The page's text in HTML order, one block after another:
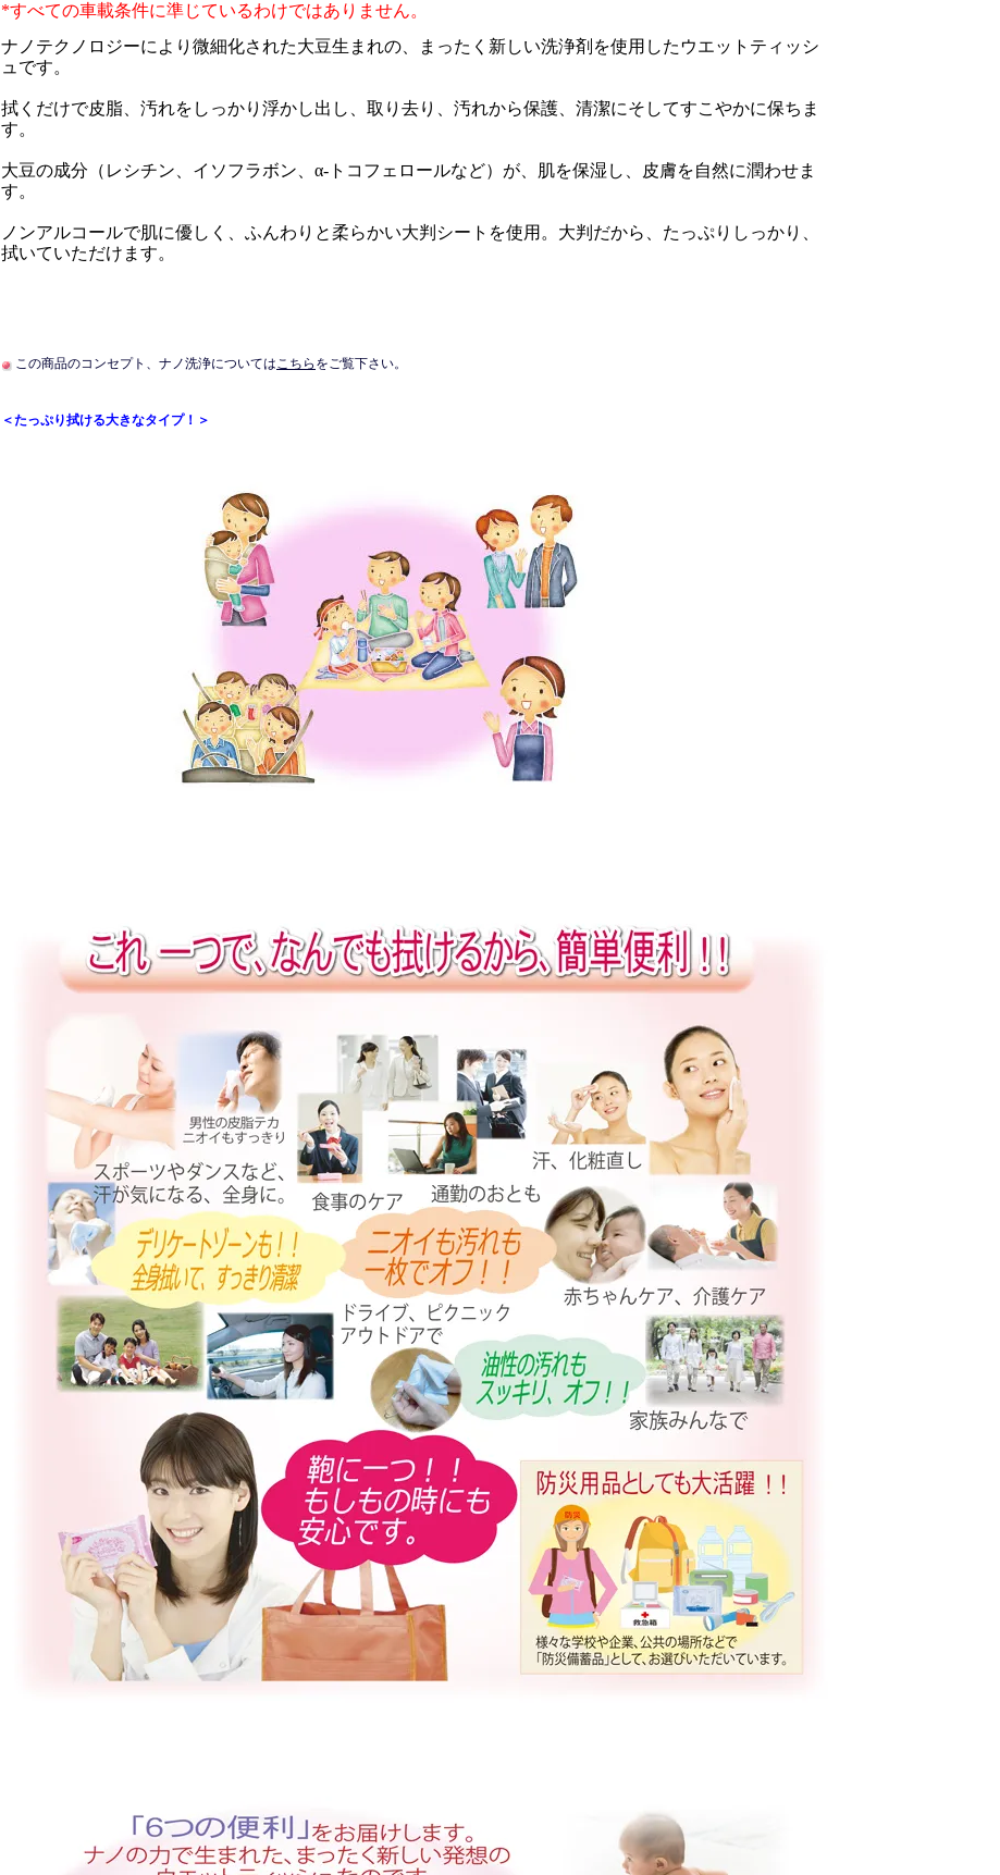
*すべての車載条件に準じているわけではありません。
ナノテクノロジーにより微細化された大豆生まれの、まったく新しい洗浄剤を使用したウエットティッシ
ュです。
拭くだけで皮脂、汚れをしっかり浮かし出し、取り去り、汚れから保護、清潔にそしてすこやかに保ちま
す。
大豆の成分（レシチン、イソフラボン、α-トコフェロールなど）が、肌を保湿し、皮膚を自然に潤わせま
す。
ノンアルコールで肌に優しく、ふんわりと柔らかい大判シートを使用。大判だから、たっぷりしっかり、
拭いていただけます。
この商品のコンセプト、ナノ洗浄についてはこちら をご覧下さい。
＜たっぷり拭ける大きなタイプ！＞